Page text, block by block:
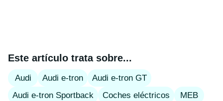
Este artículo trata sobre...
Audi Audi e-tron
Audi e-tron GT
Audi e-tron Sportback
Coches eléctricos
MEB